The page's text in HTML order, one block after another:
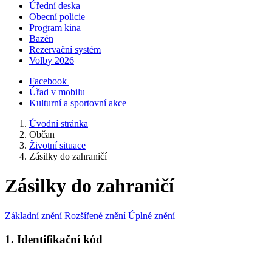
Úřední deska
Obecní policie
Program kina
Bazén
Rezervační systém
Volby 2026
Facebook
Úřad v mobilu
Kulturní a sportovní akce
Úvodní stránka
Občan
Životní situace
Zásilky do zahraničí
Zásilky do zahraničí
Základní znění Rozšířené znění Úplné znění
1. Identifikační kód